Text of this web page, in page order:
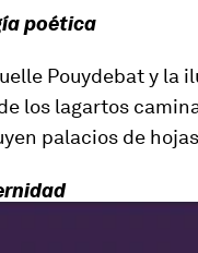
poética
Pouydebat y la
los lagartos
palacios de